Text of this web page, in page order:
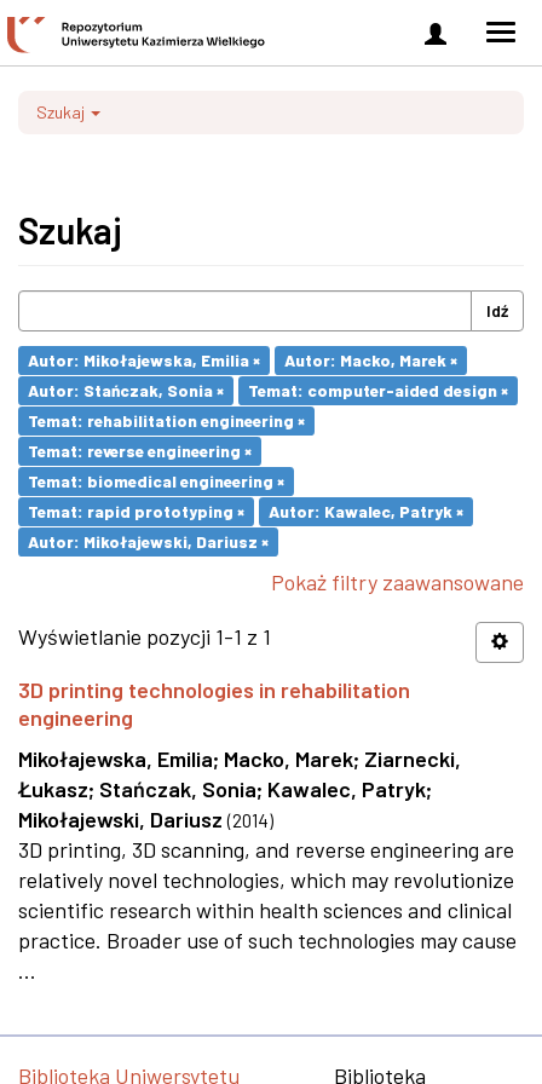
Zaloguj
się
Szukaj
Szukaj
Idź
Autor: Mikołajewska, Emilia ×
Autor: Macko, Marek ×
Autor: Stańczak, Sonia ×
Temat: computer-aided design ×
Temat: rehabilitation engineering ×
Temat: reverse engineering ×
Temat: biomedical engineering ×
Temat: rapid prototyping ×
Autor: Kawalec, Patryk ×
Autor: Mikołajewski, Dariusz ×
Pokaż filtry zaawansowane
Wyświetlanie pozycji 1-1 z 1
3D printing technologies in rehabilitation
engineering
Mikołajewska, Emilia; Macko, Marek; Ziarnecki,
Łukasz; Stańczak, Sonia; Kawalec, Patryk;
Mikołajewski, Dariusz (2014)
3D printing, 3D scanning, and reverse engineering are
relatively novel technologies, which may revolutionize
scientific research within health sciences and clinical
practice. Broader use of such technologies may cause
...
Biblioteka Uniwersytetu Biblioteka